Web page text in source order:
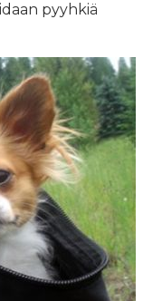
pyyhkiä